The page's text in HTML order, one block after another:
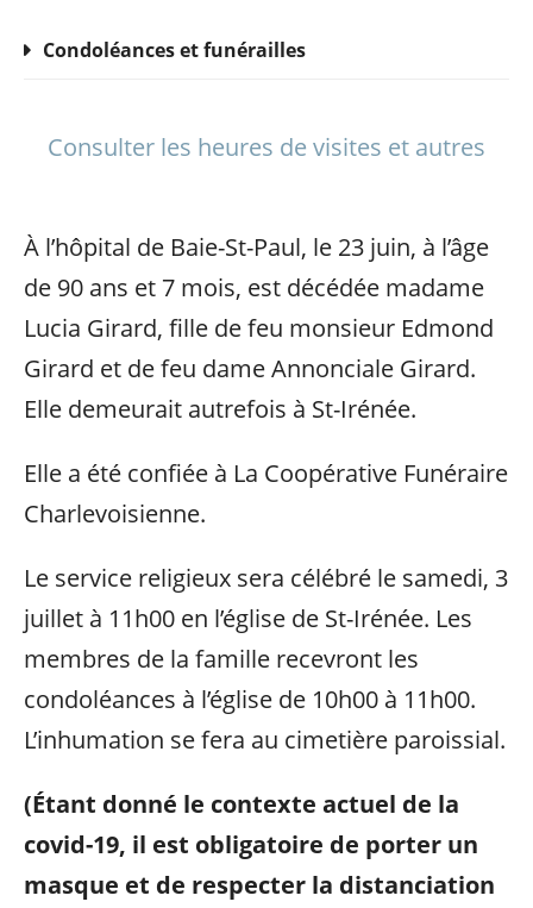
Condoléances et funérailles
Consulter les heures de visites et autres
À l’hôpital de Baie-St-Paul, le 23 juin, à l’âge
de 90 ans et 7 mois, est décédée madame
Lucia Girard, fille de feu monsieur Edmond
Girard et de feu dame Annonciale Girard.
Elle demeurait autrefois à St-Irénée.
Elle a été confiée à La Coopérative Funéraire
Charlevoisienne.
Le service religieux sera célébré le samedi, 3
juillet à 11h00 en l’église de St-Irénée. Les
membres de la famille recevront les
condoléances à l’église de 10h00 à 11h00.
L’inhumation se fera au cimetière paroissial.
(Étant donné le contexte actuel de la
covid-19, il est obligatoire de porter un
masque et de respecter la distanciation